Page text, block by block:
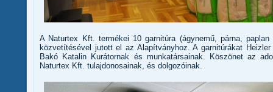
A Naturtex Kft. termékei 10 garnitúra (ágynemű, párna,
közvetítésével jutott el az Alapítványhoz. A garnitúrákat
Bakó Katalin Kurátornak és munkatársainak. Köszönet az
Naturtex Kft. tulajdonosainak, és dolgozóinak.